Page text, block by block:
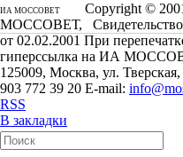
ИА МОССОВЕТ
Copyright ©
МОССОВЕТ, Свидетельство
от 02.02.2001 При
гиперссылка на ИА
125009, Москва, ул.
903 772 39 20 E-mail:
RSS
В закладки